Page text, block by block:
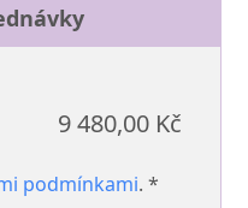
9 480,00 Kč
podmínkami. *